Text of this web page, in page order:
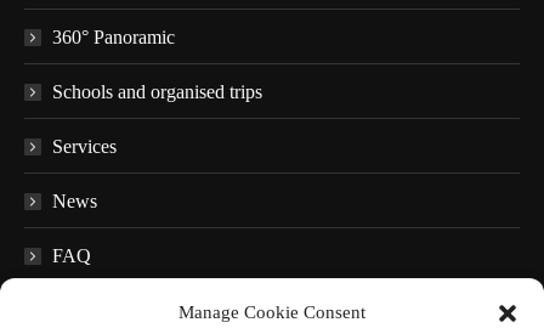
Manage Cookie Consent
360° Panoramic
Schools and organised trips
Services
News
FAQ
Educational material